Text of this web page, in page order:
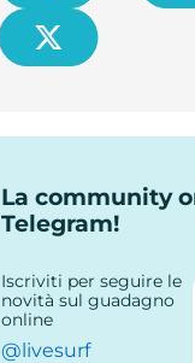
La community
Telegram!
Iscriviti per seguire le
novità sul guadagno
online
@livesurf